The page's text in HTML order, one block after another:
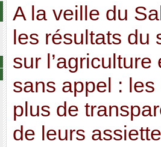
A la veille du
les résultats du
sur l’agriculture
sans appel :
plus de
de leurs